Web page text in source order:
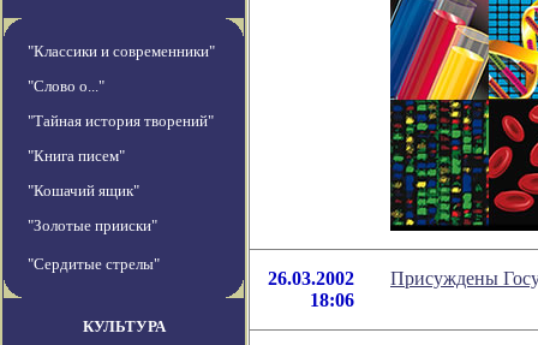
"Классики и современники"
"Слово о..."
"Тайная история творений"
"Книга писем"
"Кошачий ящик"
"Золотые прииски"
"Сердитые стрелы"
КУЛЬТУРА
26.03.2002
18:06
Присуждены